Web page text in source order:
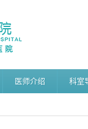
医师介绍 科室